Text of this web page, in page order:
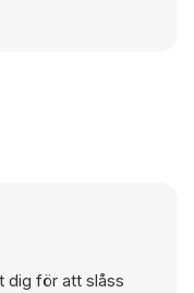
dig för att slåss